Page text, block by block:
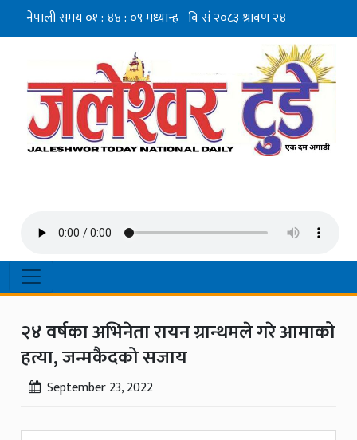
२४ वर्षका अभिनेता रायन ग्रान्थमले गरे आमाको
हत्या, जन्मकैदको सजाय
September 23, 2022